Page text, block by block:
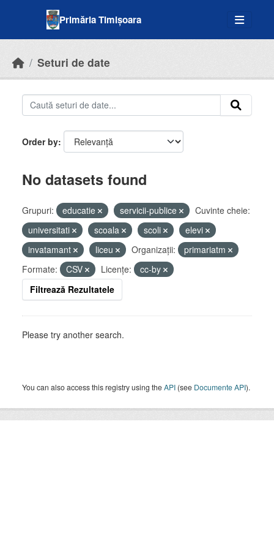
Primăria Timișoara
Seturi de date
Order by
No datasets found
Grupuri: educatie servicii-publice
Cuvinte cheie:
universitati
scoala scoli
elevi
invatamant
liceu Organizații:
primariatm
Formate:
CSV Licenţe:
cc-by
Filtrează Rezultatele
Please try another search.
You can also access this registry using theAPI (see Documente API).